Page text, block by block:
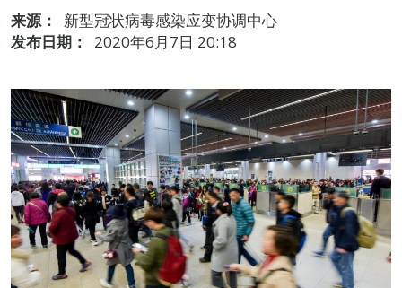
来源：
新型冠状病毒感染应变协调中心
发布日期：
2020年6月7日 20:18